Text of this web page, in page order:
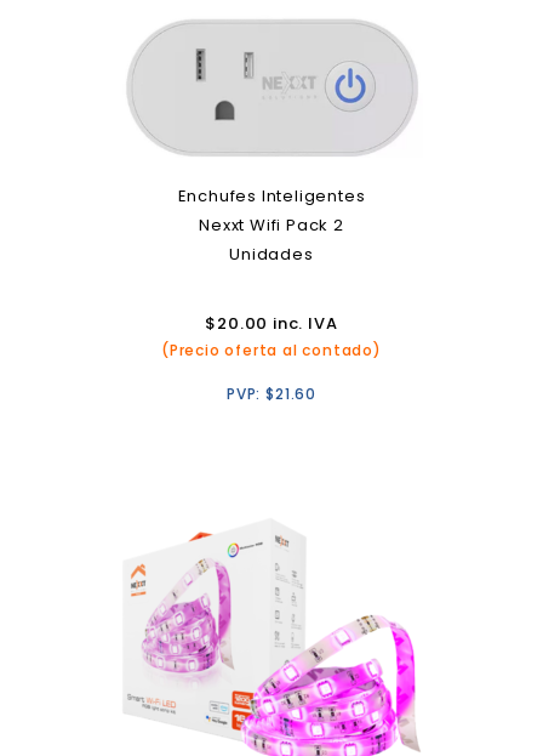
Enchufes Inteligentes
Nexxt Wifi Pack 2
Unidades
$20.00 inc. IVA
(Precio oferta al contado)
PVP:$21.60